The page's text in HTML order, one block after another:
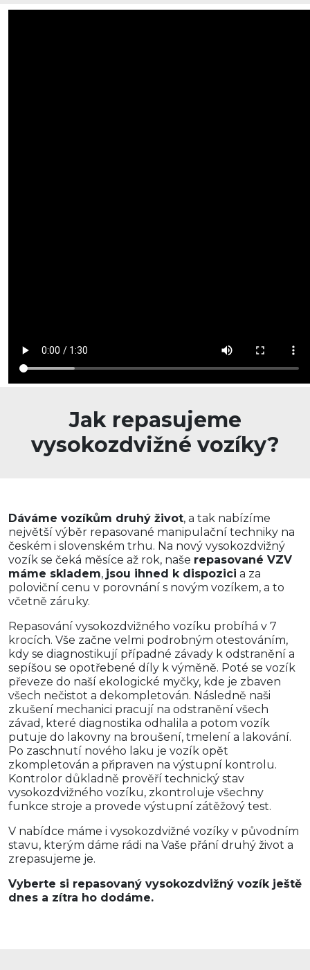
Jak repasujeme
vysokozdvižné vozíky?
Dáváme vozíkům druhý život, a tak nabízíme
největší výběr repasované manipulační techniky na
českém i slovenském trhu. Na nový vysokozdvižný
vozík se čeká měsíce až rok, naše repasované VZV
máme skladem, jsou ihned k dispozici a za
poloviční cenu v porovnání s novým vozíkem, a to
včetně záruky.
Repasování vysokozdvižného vozíku probíhá v 7
krocích. Vše začne velmi podrobným otestováním,
kdy se diagnostikují případné závady k odstranění a
sepíšou se opotřebené díly k výměně. Poté se vozík
převeze do naší ekologické myčky, kde je zbaven
všech nečistot a dekompletován. Následně naši
zkušení mechanici pracují na odstranění všech
závad, které diagnostika odhalila a potom vozík
putuje do lakovny na broušení, tmelení a lakování.
Po zaschnutí nového laku je vozík opět
zkompletován a připraven na výstupní kontrolu.
Kontrolor důkladně prověří technický stav
vysokozdvižného vozíku, zkontroluje všechny
funkce stroje a provede výstupní zátěžový test.
V nabídce máme i vysokozdvižné vozíky v původním
stavu, kterým dáme rádi na Vaše přání druhý život a
zrepasujeme je.
Vyberte si repasovaný vysokozdvižný vozík ještě
dnes a zítra ho dodáme.